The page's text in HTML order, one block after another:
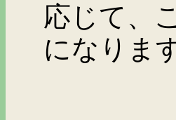
応じて、
になりま